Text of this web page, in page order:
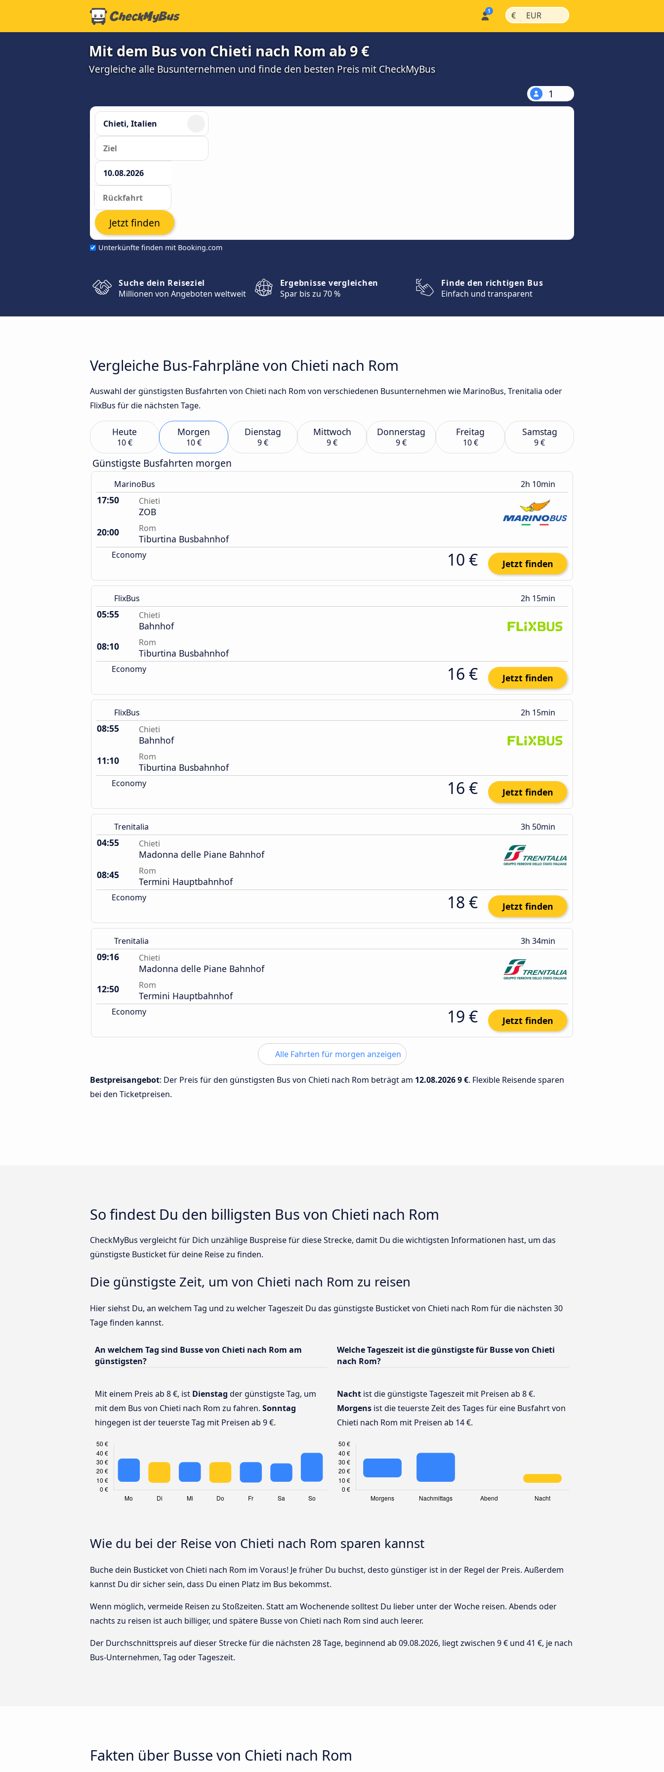
€ | EUR |
Mit dem Bus von Chieti nach Rom ab 9 €
Vergleiche alle Busunternehmen und finde den besten Preis mit CheckMyBus
1
Unterkünfte finden mit Booking.com
Jetzt finden
Suche dein Reiseziel
Millionen von Angeboten weltweit
Ergebnisse vergleichen
Spar bis zu 70 %
Finde den richtigen Bus
Einfach und transparent
Vergleiche Bus-Fahrpläne von Chieti nach Rom
Auswahl der günstigsten Busfahrten von Chieti nach Rom von verschiedenen Busunternehmen wie MarinoBus, Trenitalia oder
FlixBus für die nächsten Tage.
Heute
10 €
Morgen
10 €
Dienstag
9 €
Mittwoch
9 €
Donnerstag
9 €
Freitag
10 €
Samstag
9 €
Günstigste Busfahrten morgen
MarinoBus 2h 10min
17:50 Chieti
ZOB
20:00
Rom
Tiburtina Busbahnhof
Economy 10 € Jetzt finden
FlixBus 2h 15min
05:55 Chieti
Bahnhof
08:10
Rom
Tiburtina Busbahnhof
Economy 16 € Jetzt finden
FlixBus 2h 15min
08:55 Chieti
Bahnhof
11:10
Rom
Tiburtina Busbahnhof
Economy 16 € Jetzt finden
Trenitalia 3h 50min
04:55 Chieti
Madonna delle Piane Bahnhof
08:45
Rom
Termini Hauptbahnhof
Economy 18 € Jetzt finden
Trenitalia 3h 34min
09:16 Chieti
Madonna delle Piane Bahnhof
12:50
Rom
Termini Hauptbahnhof
Economy 19 € Jetzt finden
Alle Fahrten für morgen anzeigen
Bestpreisangebot: Der Preis für den günstigsten Bus von Chieti nach Rom beträgt am 12.08.20269 €. Flexible Reisende sparen
bei den Ticketpreisen.
So findest Du den billigsten Bus von Chieti nach Rom
CheckMyBus vergleicht für Dich unzählige Buspreise für diese Strecke, damit Du die wichtigsten Informationen hast, um das
günstigste Busticket für deine Reise zu finden.
Die günstigste Zeit, um von Chieti nach Rom zu reisen
Hier siehst Du, an welchem Tag und zu welcher Tageszeit Du das günstigste Busticket von Chieti nach Rom für die nächsten 30
Tage finden kannst.
An welchem Tag sind Busse von Chieti nach Rom am
günstigsten?
Mit einem Preis ab 8 €, ist Dienstag der günstigste Tag, um
mit dem Bus von Chieti nach Rom zu fahren. Sonntag
hingegen ist der teuerste Tag mit Preisen ab 9 €.
Welche Tageszeit ist die günstigste für Busse von Chieti
nach Rom?
Nacht ist die günstigste Tageszeit mit Preisen ab 8 €.
Morgens ist die teuerste Zeit des Tages für eine Busfahrt von
Chieti nach Rom mit Preisen ab 14 €.
Wie du bei der Reise von Chieti nach Rom sparen kannst
Buche dein Busticket von Chieti nach Rom im Voraus! Je früher Du buchst, desto günstiger ist in der Regel der Preis. Außerdem
kannst Du dir sicher sein, dass Du einen Platz im Bus bekommst.
Wenn möglich, vermeide Reisen zu Stoßzeiten. Statt am Wochenende solltest Du lieber unter der Woche reisen. Abends oder
nachts zu reisen ist auch billiger, und spätere Busse von Chieti nach Rom sind auch leerer.
Der Durchschnittspreis auf dieser Strecke für die nächsten 28 Tage, beginnend ab 09.08.2026, liegt zwischen 9 € und 41 €, je nach
Bus-Unternehmen, Tag oder Tageszeit.
Fakten über Busse von Chieti nach Rom